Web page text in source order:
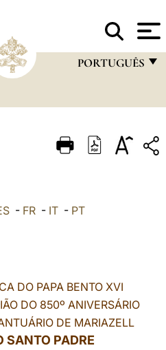
PORTUGUÊS
ITALIANO
中文
LATINE
- FR - IT - PT
DO PAPA BENTO XVI
DO 850º ANIVERSÁRIO
DE MARIAZELL
SANTO PADRE